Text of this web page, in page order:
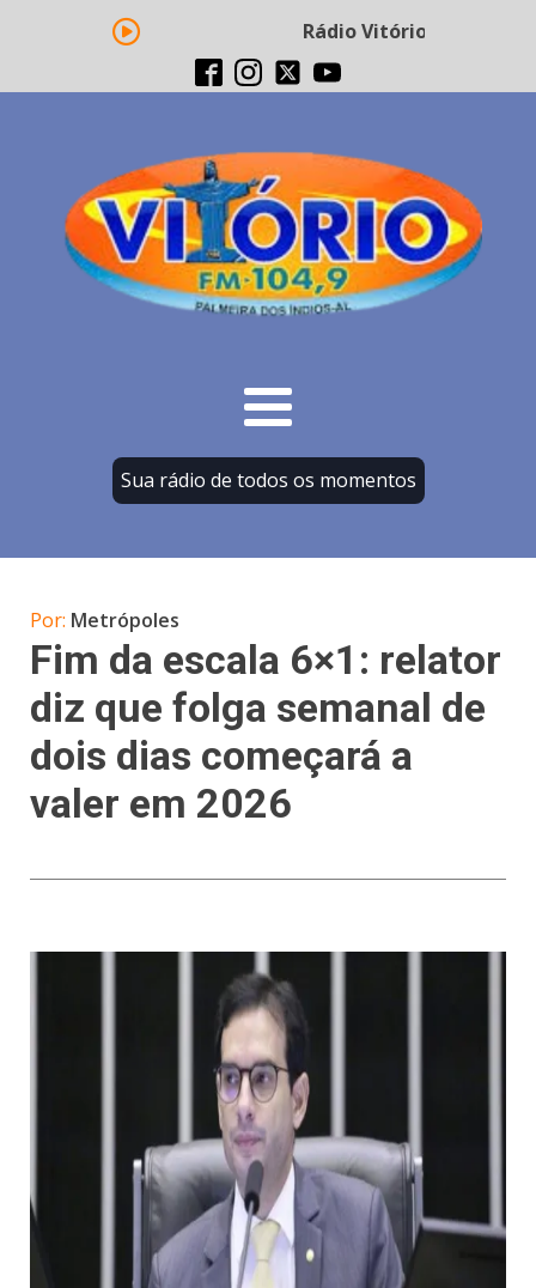
Rádio Vitório FM -
Sua rádio de todos os momentos
Por: Metrópoles
Fim da escala 6×1: relator
diz que folga semanal de
dois dias começará a
valer em 2026